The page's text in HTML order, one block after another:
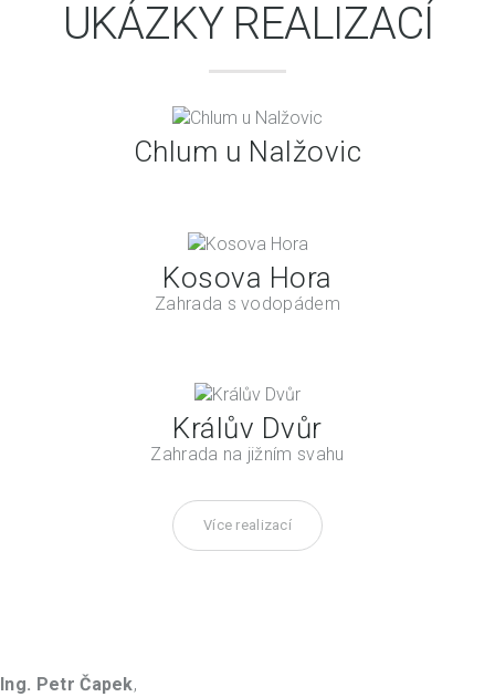
UKÁZKY REALIZACÍ
Chlum u Nalžovic
Kosova Hora
Zahrada s vodopádem
Králův Dvůr
Zahrada na jižním svahu
Více realizací
Ing. Petr Čapek,